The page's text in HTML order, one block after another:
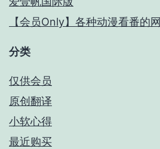
【会员Only】各种动漫看番的网
分类
仅供会员
原创翻译
小软心得
最近购买